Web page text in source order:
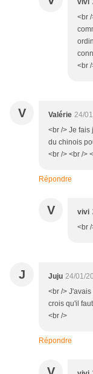
vivi
<br
<br
V Valérie 24/
<br /> Je fais
du chinois
<br /> <br />
Répondre
V vivi
<br
J Juju 24/01/
<br />
crois qu'il
<br />
Répondre